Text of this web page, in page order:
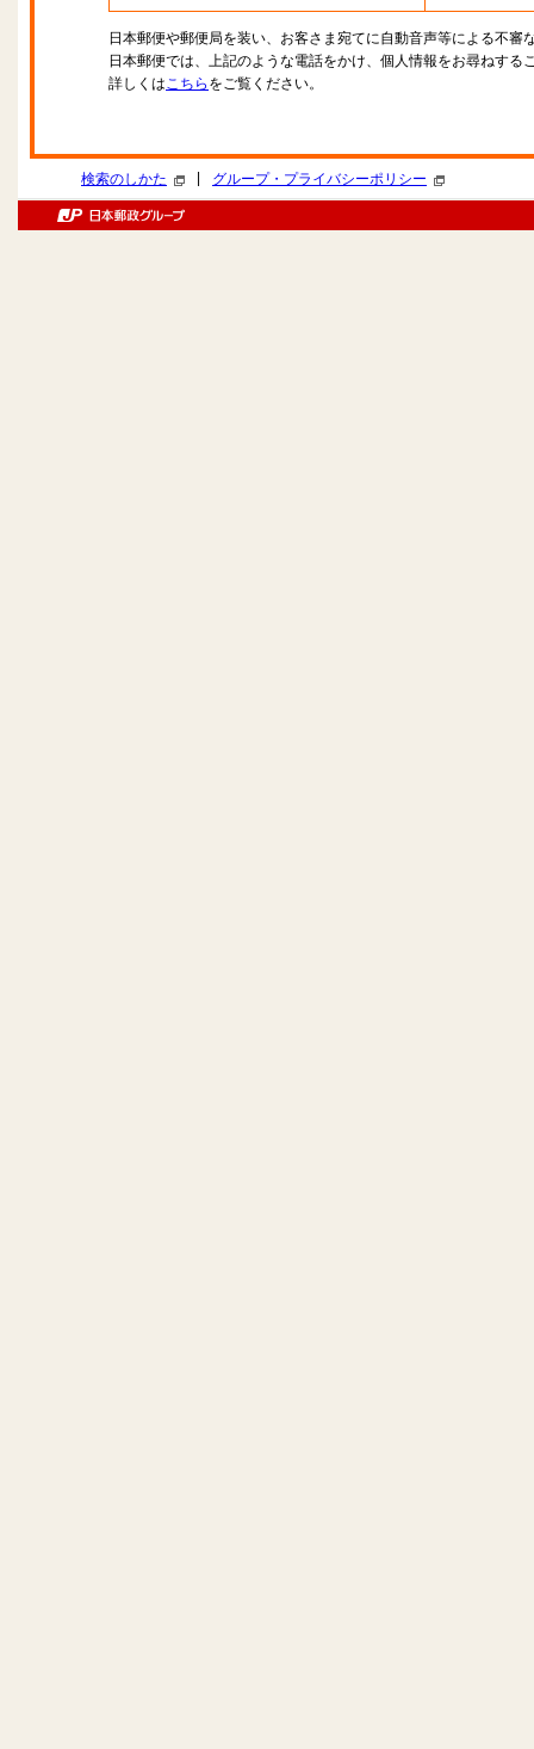
日本郵便や郵便局を装い、お客さま宛てに自動音声等による不審
日本郵便では、上記のような電話をかけ、個人情報をお尋ねする
詳しくはこちら をご覧ください。
検索のしかた グループ・プライバシーポリシー